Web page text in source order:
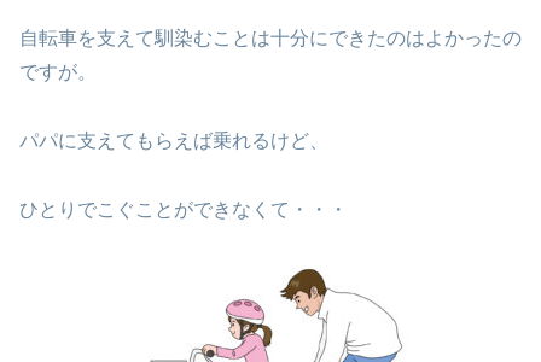
自転車を支えて馴染むことは十分にできたのはよかったの
ですが。
パパに支えてもらえば乗れるけど、
ひとりでこぐことができなくて・・・